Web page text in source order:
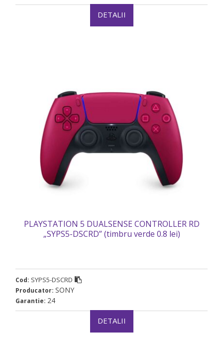
DETALII
PLAYSTATION 5 DUALSENSE CONTROLLER RD
„SYPS5-DSCRD” (timbru verde 0.8 lei)
Cod: SYPS5-DSCRD
Producator: SONY
Garantie: 24
DETALII